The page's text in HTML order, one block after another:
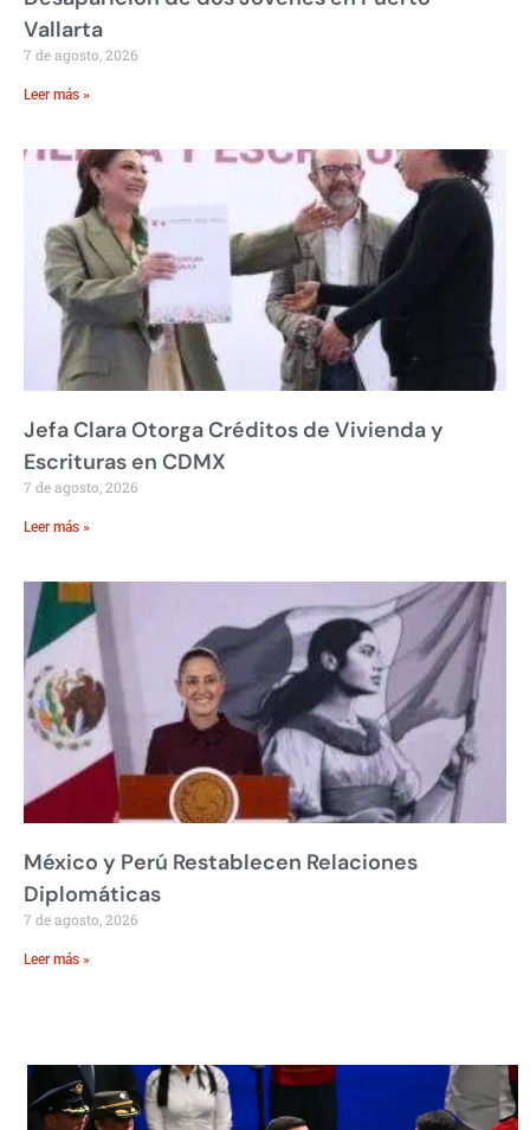
Vallarta
7 de agosto, 2026
Leer más »
Jefa Clara Otorga Créditos de Vivienda y
Escrituras en CDMX
7 de agosto, 2026
Leer más »
México y Perú Restablecen Relaciones
Diplomáticas
7 de agosto, 2026
Leer más »